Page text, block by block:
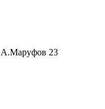
А.Маруфов 23